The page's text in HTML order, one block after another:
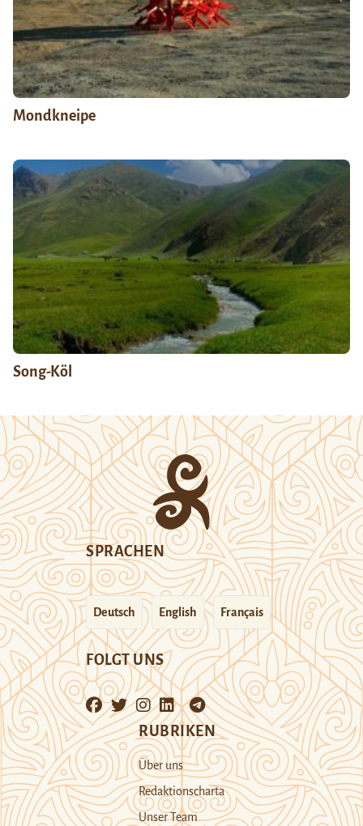
Mondkneipe
Song-Köl
SPRACHEN
Deutsch English Français
FOLGT UNS
RUBRIKEN
Über uns
Redaktionscharta
Unser Team